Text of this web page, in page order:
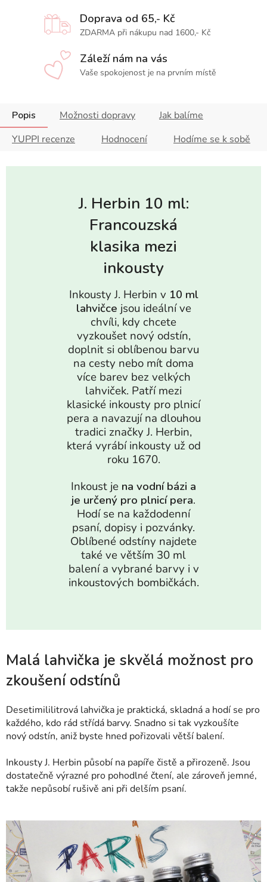
Doprava od 65,- Kč
ZDARMA při nákupu nad 1600,- Kč
Záleží nám na vás
Vaše spokojenost je na prvním místě
Popis Možnosti dopravy
Jak balíme
YUPPI recenze
Hodnocení Hodíme se k sobě
J. Herbin 10 ml:
Francouzská
klasika mezi
inkousty
Inkousty J. Herbin v 10 ml
lahvičce jsou ideální ve
chvíli, kdy chcete
vyzkoušet nový odstín,
doplnit si oblíbenou barvu
na cesty nebo mít doma
více barev bez velkých
lahviček. Patří mezi
klasické inkousty pro plnicí
pera a navazují na dlouhou
tradici značky J. Herbin,
která vyrábí inkousty už od
roku 1670.
Inkoust je na vodní bázi a
je určený pro plnicí pera.
Hodí se na každodenní
psaní, dopisy i pozvánky.
Oblíbené odstíny najdete
také ve větším 30 ml
balení a vybrané barvy i v
inkoustových bombičkách.
Malá lahvička je skvělá možnost pro
zkoušení odstínů
Desetimililitrová lahvička je praktická, skladná a hodí se pro
každého, kdo rád střídá barvy. Snadno si tak vyzkoušíte
nový odstín, aniž byste hned pořizovali větší balení.
Inkousty J. Herbin působí na papíře čistě a přirozeně. Jsou
dostatečně výrazné pro pohodlné čtení, ale zároveň jemné,
takže nepůsobí rušivě ani při delším psaní.